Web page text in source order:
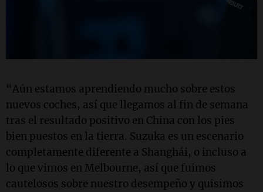
“Aún estamos aprendiendo mucho sobre estos
nuevos coches, así que llegamos al fin de semana
tras el resultado positivo en China con los pies
bien puestos en la tierra. Suzuka es un escenario
completamente diferente a Shanghái, o incluso a
lo que vimos en Melbourne, así que fuimos
cautelosos sobre nuestro desempeño y quisimos